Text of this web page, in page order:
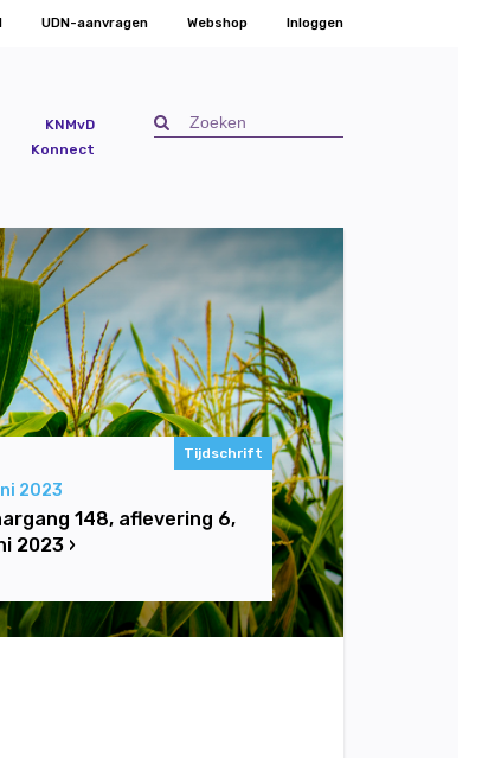
UDN-aanvragen Webshop Inloggen
KNMvD
Konnect
Tijdschrift
2023
148, aflevering 6,
2023 ›